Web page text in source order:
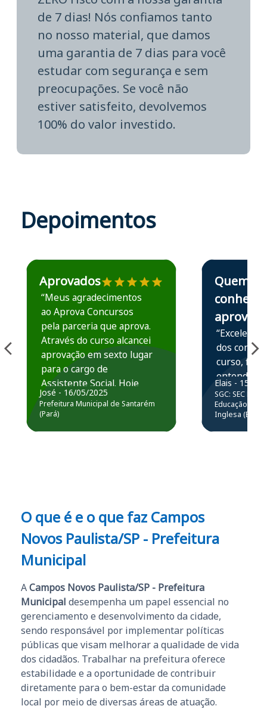
de 7 dias! Nós confiamos tanto
no nosso material, que damos
uma garantia de 7 dias para você
estudar com segurança e sem
preocupações. Se você não
estiver satisfeito, devolvemos
100% do valor investido.
Depoimentos
Estudante José recomenda o Aprova Concursos em
Aprovados
“Meus agradecimentos
ao Aprova Concursos
pela parceria que aprova.
Através do curso alcancei
aprovação em sexto lugar
para o cargo de
Assistente Social. Hoje
estou atuando na
Prefeitura de Santarém.
José - 16/05/2025
Prefeitura Municipal de Santarém
(Pará)
Estudante Elais
Quem
conhece,
aprova
“Excelente
dos
curso,
entender e
prática
resolução
questões.”
Elais - 15/07/
SGC: SEC BA
Educação
Inglesa (Edital
O que é e o que faz Campos
Novos Paulista/SP - Prefeitura
Municipal
ACampos Novos Paulista/SP - Prefeitura
Municipal desempenha um papel essencial no
gerenciamento e desenvolvimento da cidade,
sendo responsável por implementar políticas
públicas que visam melhorar a qualidade de vida
dos cidadãos. Trabalhar na prefeitura oferece
estabilidade e a oportunidade de contribuir
diretamente para o bem-estar da comunidade
local por meio de diversas áreas de atuação.